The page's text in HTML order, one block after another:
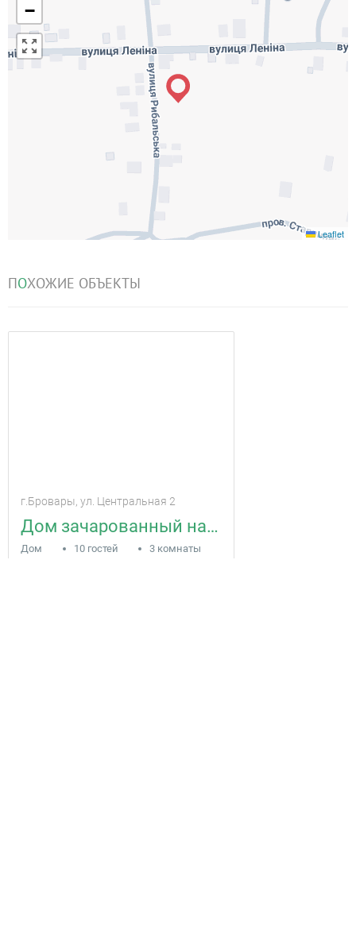
−
Leaflet
ПОХОЖИЕ ОБЪЕКТЫ
г.Бровары, ул. Центральная 2
Дом зачарованный на хороший отдых
Дом 10 гостей 3 комнаты